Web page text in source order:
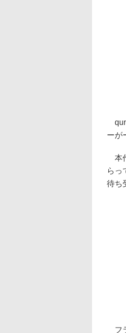
ーが
本
らっ
待ち
フ